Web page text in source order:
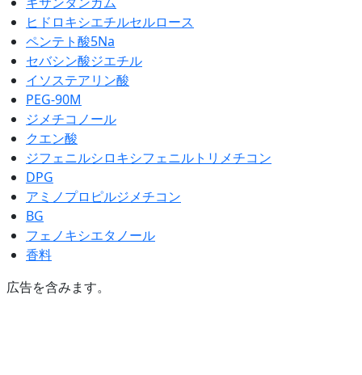
ヒドロキシエチルセルロース
ペンテト酸5Na
セバシン酸ジエチル
イソステアリン酸
PEG-90M
ジメチコノール
クエン酸
ジフェニルシロキシフェニルトリメチコン
DPG
アミノプロピルジメチコン
BG
フェノキシエタノール
香料
広告を含みます。